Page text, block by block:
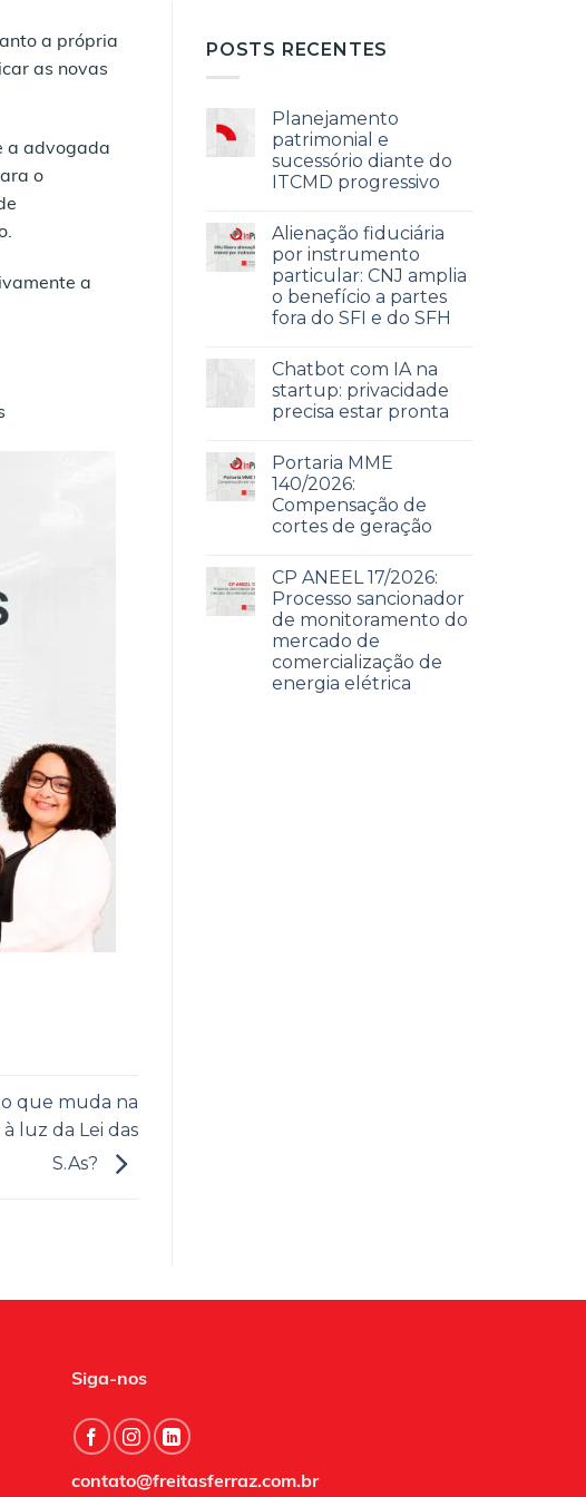
a própria
as novas
a advogada
o
a
o que muda na
luz da Lei das
S.As?
POSTS RECENTES
Planejamento
patrimonial e
sucessório diante do
ITCMD progressivo
Alienação fiduciária
por instrumento
particular: CNJ amplia
o benefício a partes
fora do SFI e do SFH
Chatbot com IA na
startup: privacidade
precisa estar pronta
Portaria MME
140/2026:
Compensação de
cortes de geração
CP ANEEL 17/2026:
Processo sancionador
de monitoramento do
mercado de
comercialização de
energia elétrica
Siga-nos
contato@freitasferraz.com.br